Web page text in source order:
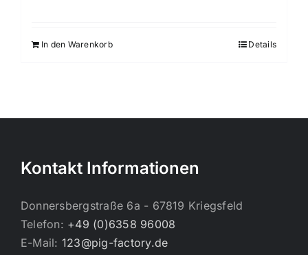
In den Warenkorb Details
Kontakt Informationen
Donnersbergstraße 6a - 67819 Kriegsfeld
Telefon: +49 (0)6358 96008
E-Mail: 123@pig-factory.de